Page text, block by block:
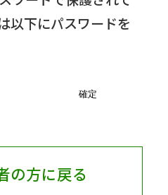
以下にパスワードを
の方に戻る